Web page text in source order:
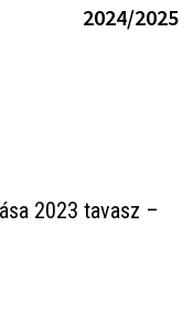
2024/2025
2023 tavasz –